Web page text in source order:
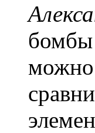
бомбы
можно